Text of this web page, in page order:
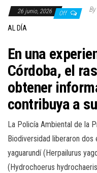
26 junio, 2026 Off By
AL DÍA
En una
Córdoba, el
obtener
contribuya a
La Policía Ambiental de la
Biodiversidad liberaron
yaguarundí (Herpailurus
(Hydrochoerus